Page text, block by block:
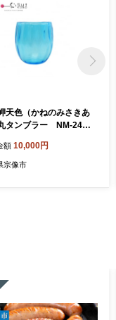
天色（かねのみさきあ
タンブラー NM-24A
額 10,000円
宗像市